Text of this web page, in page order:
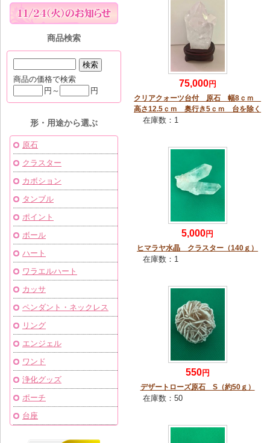
75,000円
クリアクォーツ台付 原石 幅8ｃｍ
高さ12.5ｃｍ 奥行き5ｃｍ 台を除く
在庫数： 1
5,000円
ヒマラヤ水晶 クラスター（140ｇ）
在庫数： 1
550円
デザートローズ原石 S（約50ｇ）
在庫数：50
商品検索
商品の価格で検索
円～
円
形・用途から選ぶ
原石
クラスター
カボション
タンブル
ポイント
ボール
ハート
ワラエルハート
カッサ
ペンダント・ネックレス
リング
エンジェル
ワンド
浄化グッズ
ポーチ
台座